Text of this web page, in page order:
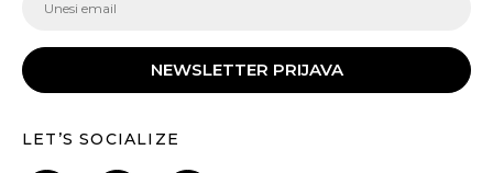
NEWSLETTER PRIJAVA
LET’S SOCIALIZE